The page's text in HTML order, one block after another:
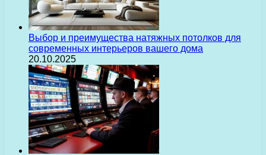
Выбор и преимущества натяжных потолков для
современных интерьеров вашего дома
20.10.2025